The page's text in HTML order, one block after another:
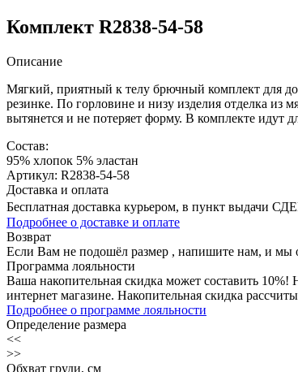
Комплект R2838-54-58
Описание
Мягкий, приятный к телу брючный комплект для
резинке. По горловине и низу изделия отделка из
вытянется и не потеряет форму. В комплекте
Состав:
95% хлопок 5% эластан
Артикул: R2838-54-58
Доставка и оплата
Бесплатная доставка курьером, в пункт выдачи
Подробнее о доставке и оплате
Возврат
Если Вам не подошёл размер , напишите нам, и мы
Программа лояльности
Ваша накопительная скидка может составить 10%!
интернет магазине. Накопительная скидка
Подробнее о программе лояльности
Определение размера
<<
>>
Обхват груди, см